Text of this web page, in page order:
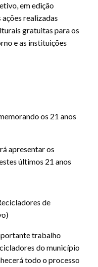
em edição
realizadas
gratuitas para os
e as instituições
os 21 anos
apresentar os
últimos 21 anos
de
trabalho
do município
todo o processo